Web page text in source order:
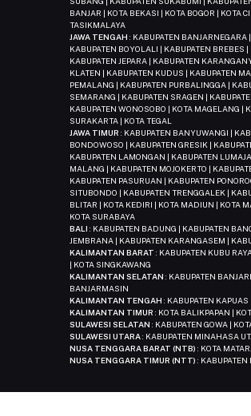
BANJAR | KOTA BEKASI | KOTA BOGOR | KOTA
TASIKMALAYA
JAWA TENGAH : KABUPATEN BANJARNEGARA
KABUPATEN BOYOLALI | KABUPATEN BREBES
KABUPATEN JEPARA | KABUPATEN
KLATEN | KABUPATEN KUDUS | KABUPATEN
PEMALANG | KABUPATEN PURBALINGGA |
SEMARANG | KABUPATEN SRAGEN |
KABUPATEN WONOSOBO | KOTA MAGELANG |
SURAKARTA | KOTA TEGAL
JAWA TIMUR : KABUPATEN BANYUWANGI |
BONDOWOSO | KABUPATEN GRESIK |
KABUPATEN LAMONGAN | KABUPATEN
MALANG | KABUPATEN MOJOKERTO |
KABUPATEN PASURUAN | KABUPATEN
SITUBONDO | KABUPATEN TRENGGALEK |
BLITAR | KOTA KEDIRI | KOTA MADIUN | KOTA
KOTA SURABAYA
BALI : KABUPATEN BADUNG | KABUPATEN
JEMBRANA | KABUPATEN KARANGASEM |
KALIMANTAN BARAT : KABUPATEN KUBU
| KOTA SINGKAWANG
KALIMANTAN SELATAN : KABUPATEN
BANJARMASIN
KALIMANTAN TENGAH : KABUPATEN
KALIMANTAN TIMUR : KOTA BALIKPAPAN |
SULAWESI SELATAN : KABUPATEN GOWA |
SULAWESI UTARA: KABUPATEN MINAHASA
NUSA TENGGARA BARAT (NTB) : KOTA
NUSA TENGGARA TIMUR (NTT) : KABUPATEN